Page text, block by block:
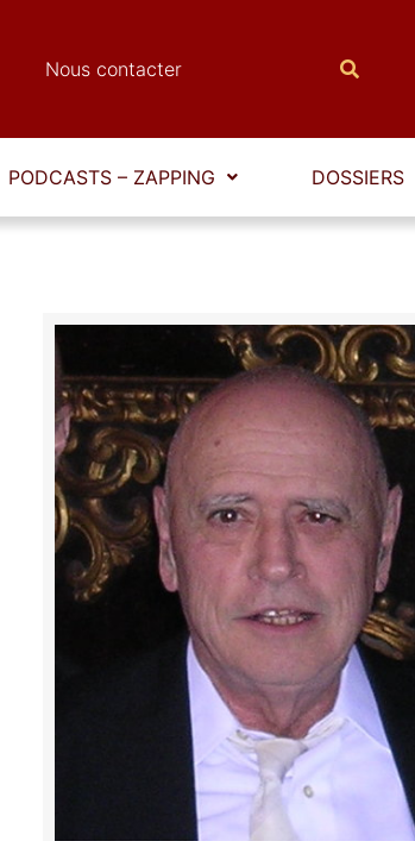
Nous contacter
PODCASTS – ZAPPING DOSSIERS